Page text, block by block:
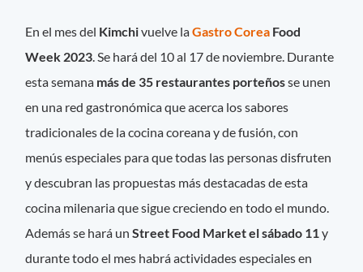
En el mes del Kimchivuelve laGastro Corea Food
Week 2023 . Se hará del 10 al 17 de noviembre. Durante
esta semana más de 35 restaurantes porteñosse unen
en una red gastronómica que acerca los sabores
tradicionales de la cocina coreana y de fusión, con
menús especiales para que todas las personas disfruten
y descubran las propuestas más destacadas de esta
cocina milenaria que sigue creciendo en todo el mundo.
Además se hará unStreet Food Market el sábado 11 y
durante todo el mes habrá actividades especiales en